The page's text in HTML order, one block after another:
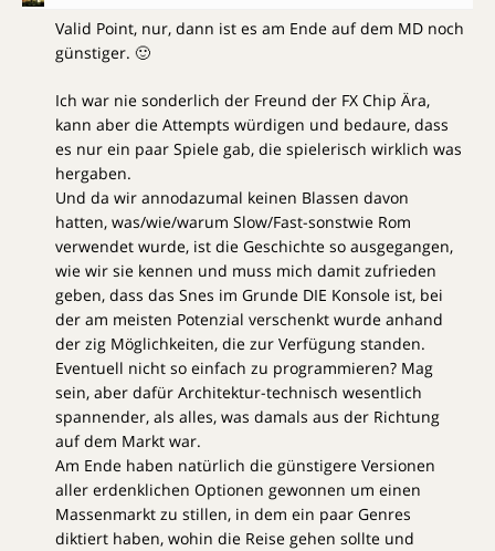
Valid Point, nur, dann ist es am Ende auf dem MD noch
günstiger. 🙂
Ich war nie sonderlich der Freund der FX Chip Ära,
kann aber die Attempts würdigen und bedaure, dass
es nur ein paar Spiele gab, die spielerisch wirklich was
hergaben.
Und da wir annodazumal keinen Blassen davon
hatten, was/wie/warum Slow/Fast-sonstwie Rom
verwendet wurde, ist die Geschichte so ausgegangen,
wie wir sie kennen und muss mich damit zufrieden
geben, dass das Snes im Grunde DIE Konsole ist, bei
der am meisten Potenzial verschenkt wurde anhand
der zig Möglichkeiten, die zur Verfügung standen.
Eventuell nicht so einfach zu programmieren? Mag
sein, aber dafür Architektur-technisch wesentlich
spannender, als alles, was damals aus der Richtung
auf dem Markt war.
Am Ende haben natürlich die günstigere Versionen
aller erdenklichen Optionen gewonnen um einen
Massenmarkt zu stillen, in dem ein paar Genres
diktiert haben, wohin die Reise gehen sollte und